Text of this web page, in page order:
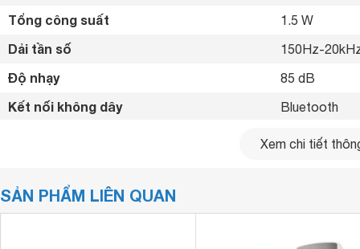
Tổng công suất 1.5 W
Dải tần số 150Hz-
Độ nhạy 85 dB
Kết nối không dây Bluetooth
AUX 3.5mm
Xem chi tiết
SẢN PHẨM LIÊN QUAN